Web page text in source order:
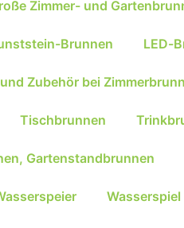
Zimmer- und
Brunnen LED-
Zubehör bei
Tischbrunnen
Gartenstandbrunnen
Wasserspiel